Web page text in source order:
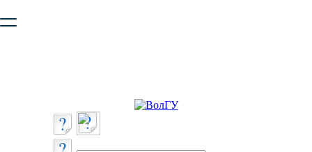
безопасную работу с сайтом. Пожалуйста